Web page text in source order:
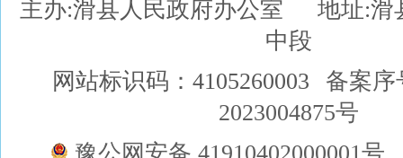
主办:滑县人民政府办公室
地址:滑
中段
网站标识码：4105260003
备案序
2023004875号
豫公网安备 41910402000001号